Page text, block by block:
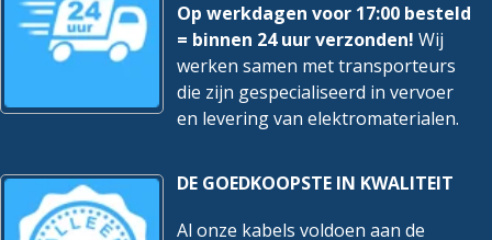
Op werkdagen voor 17:00 besteld
= binnen 24 uur verzonden! Wij
werken samen met transporteurs
die zijn gespecialiseerd in vervoer
en levering van elektromaterialen.
DE GOEDKOOPSTE IN KWALITEIT
Al onze kabels voldoen aan de